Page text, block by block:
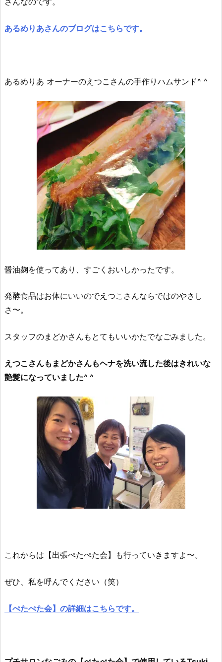
あるめりあさんのブログはこちらです。
あるめりあ オーナーのえつこさんの手作りハムサンド^ ^
醤油麹を使ってあり、すごくおいしかったです。
発酵食品はお体にいいのでえつこさんならではのやさし
さ〜。
スタッフのまどかさんもとてもいいかたでなごみました。
えつこさんもまどかさんもヘナを洗い流した後はきれいな
艶髪になっていました^ ^
これからは【出張ぺたぺた会】も行っていきますよ〜。
ぜひ、私を呼んでください（笑）
【ぺたぺた会】の詳細はこちらです。